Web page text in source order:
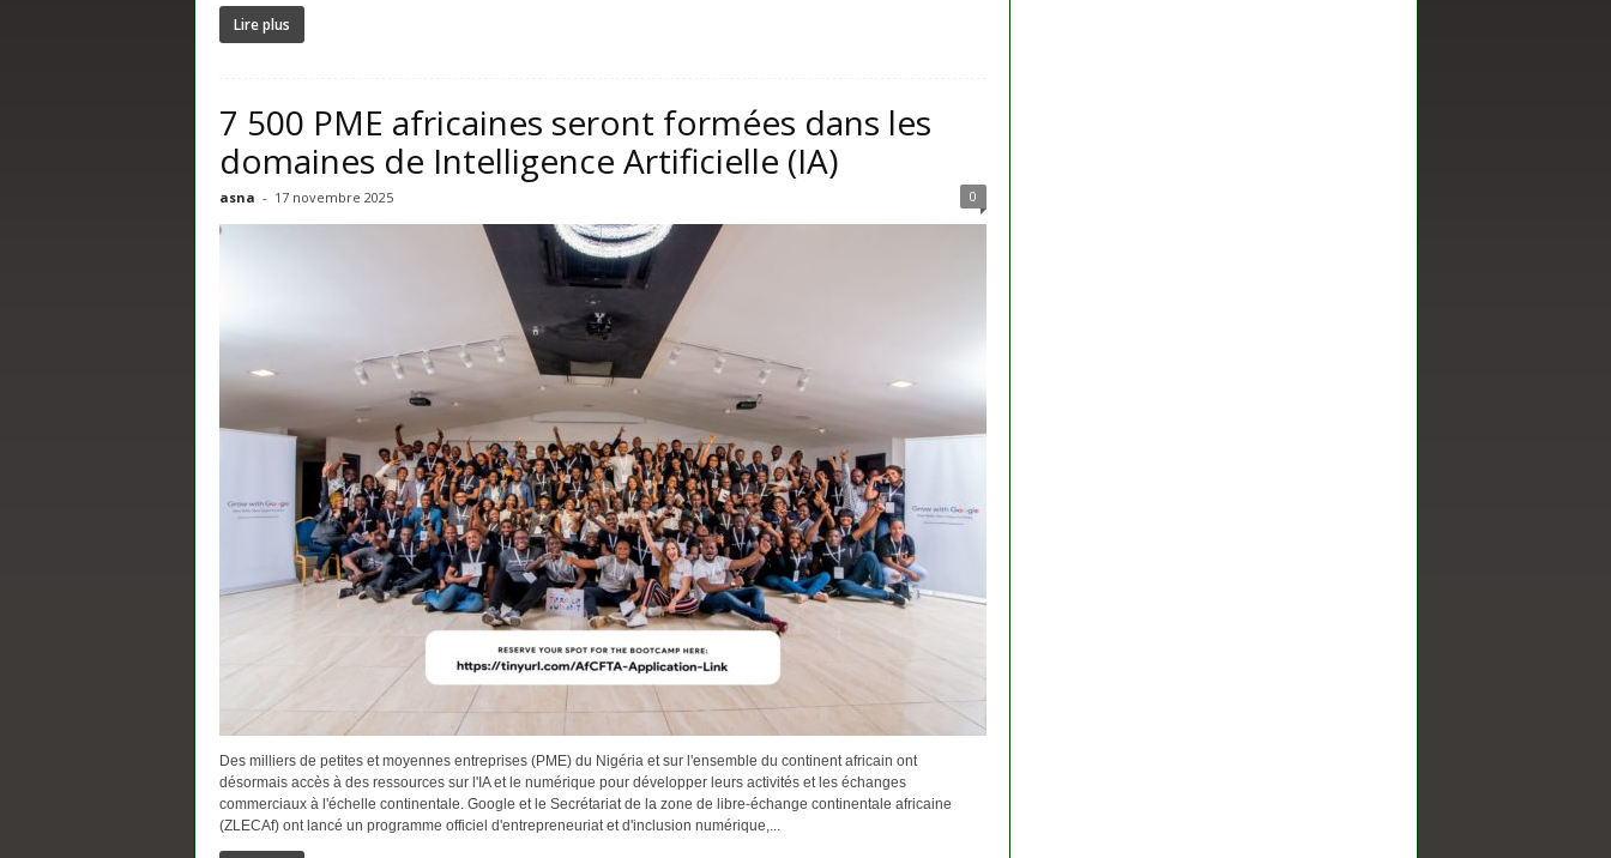
Lire plus
7 500 PME africaines seront formées dans les
domaines de Intelligence Artificielle (IA)
asna - 17 novembre 2025 0
Des milliers de petites et moyennes entreprises (PME) du Nigéria et sur l'ensemble du continent africain ont
désormais accès à des ressources sur l'IA et le numérique pour développer leurs activités et les échanges
commerciaux à l'échelle continentale. Google et le Secrétariat de la zone de libre-échange continentale africaine
(ZLECAf) ont lancé un programme officiel d'entrepreneuriat et d'inclusion numérique,...